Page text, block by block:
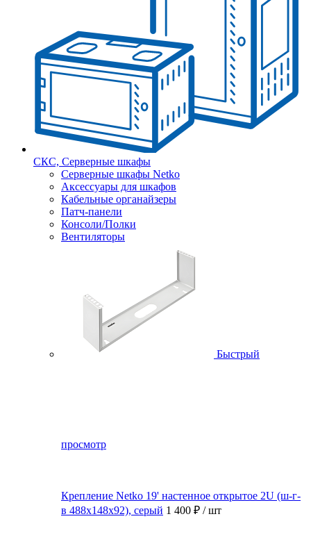
СКС, Серверные шкафы
Серверные шкафы Netko
Аксессуары для шкафов
Кабельные органайзеры
Патч-панели
Консоли/Полки
Вентиляторы
Быстрый
просмотр
Крепление Netko 19' настенное открытое 2U (ш-г-
в 488х148х92), серый 1 400 ₽ / шт